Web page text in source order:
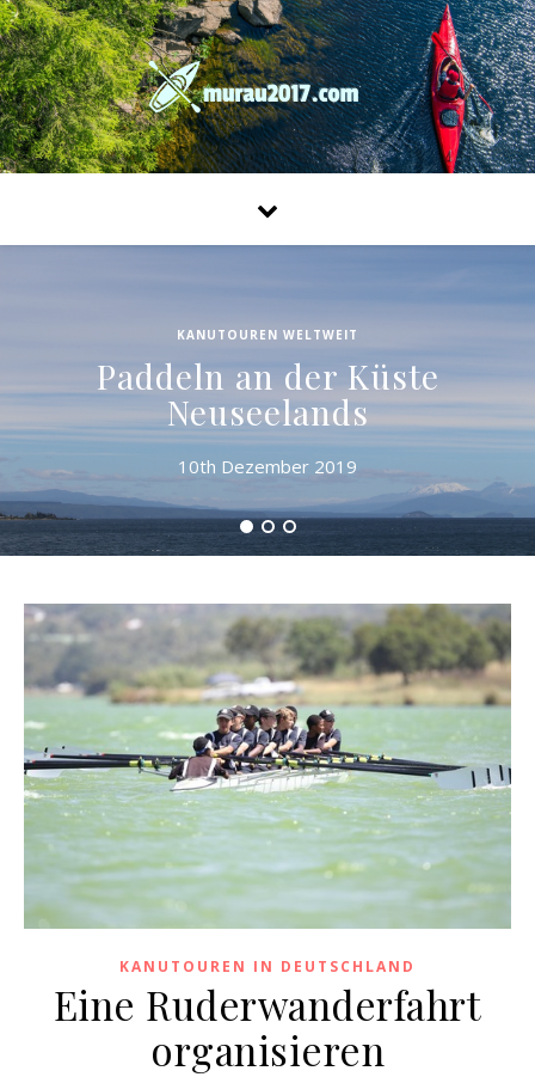
KANUTOUREN WELTWEIT
Paddeln an der Küste
Neuseelands
10th Dezember 2019
KANUTOUREN IN DEUTSCHLAND
Eine Ruderwanderfahrt
organisieren